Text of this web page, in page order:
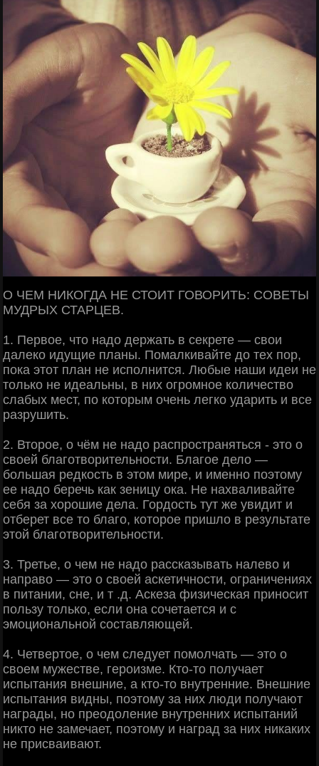
О ЧЕМ НИКОГДА НЕ СТОИТ ГОВОРИТЬ: СОВЕТЫ
МУДРЫХ СТАРЦЕВ.
1. Первое, что надо держать в секрете — свои
далеко идущие планы. Помалкивайте до тех пор,
пока этот план не исполнится. Любые наши идеи не
только не идеальны, в них огромное количество
слабых мест, по которым очень легко ударить и все
разрушить.
2. Второе, о чём не надо распространяться - это о
своей благотворительности. Благое дело —
большая редкость в этом мире, и именно поэтому
ее надо беречь как зеницу ока. Не нахваливайте
себя за хорошие дела. Гордость тут же увидит и
отберет все то благо, которое пришло в результате
этой благотворительности.
3. Третье, о чем не надо рассказывать налево и
направо — это о своей аскетичности, ограничениях
в питании, сне, и т .д. Аскеза физическая приносит
пользу только, если она сочетается и с
эмоциональной составляющей.
4. Четвертое, о чем следует помолчать — это о
своем мужестве, героизме. Кто-то получает
испытания внешние, а кто-то внутренние. Внешние
испытания видны, поэтому за них люди получают
награды, но преодоление внутренних испытаний
никто не замечает, поэтому и наград за них никаких
не присваивают.